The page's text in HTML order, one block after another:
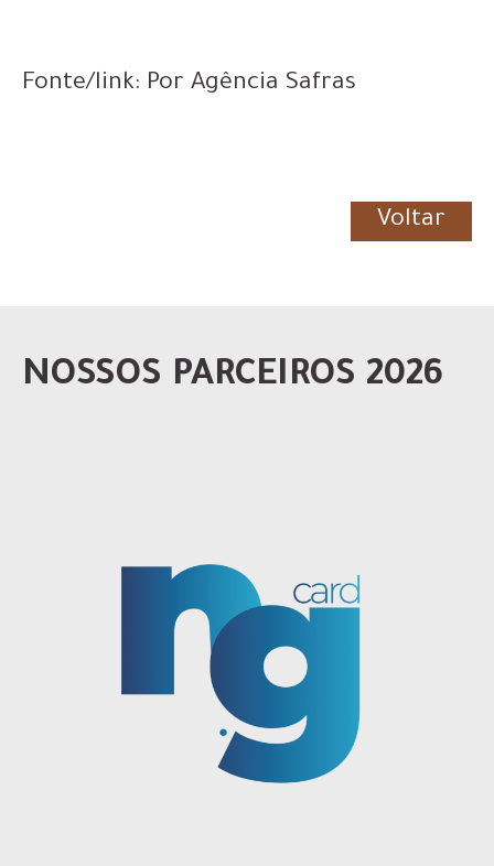
Fonte/link: Por Agência Safras
Voltar
NOSSOS PARCEIROS 2026